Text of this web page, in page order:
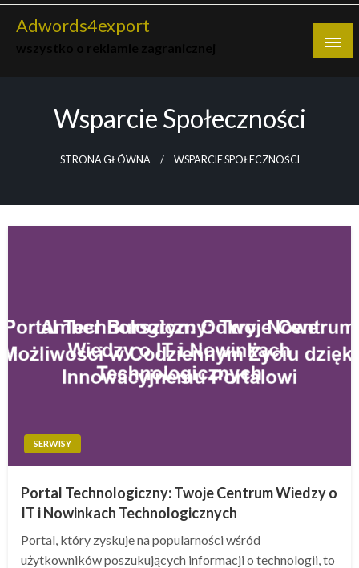
Skip
Adwords4export
Wsparcie Społeczności
STRONA GŁÓWNA WSPARCIE SPOŁECZNOŚCI
SERWISY
Portal Technologiczny: Twoje Centrum Wiedzy o
IT i Nowinkach Technologicznych
Portal, który zyskuje na popularności wśród
użytkowników poszukujących informacji o technologii, to